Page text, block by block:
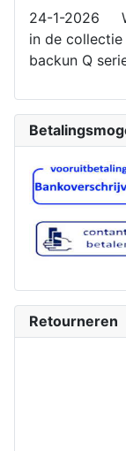
24-1-2026
in de
backun Q
Retourneren